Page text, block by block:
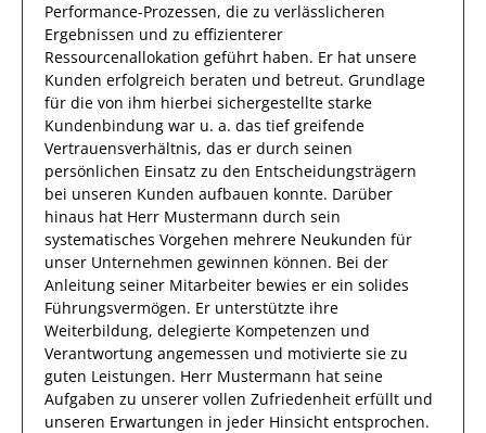
Performance-Prozessen, die zu verlässlicheren
Ergebnissen und zu effizienterer
Ressourcenallokation geführt haben. Er hat unsere
Kunden erfolgreich beraten und betreut. Grundlage
für die von ihm hierbei sichergestellte starke
Kundenbindung war u. a. das tief greifende
Vertrauensverhältnis, das er durch seinen
persönlichen Einsatz zu den Entscheidungsträgern
bei unseren Kunden aufbauen konnte. Darüber
hinaus hat Herr Mustermann durch sein
systematisches Vorgehen mehrere Neukunden für
unser Unternehmen gewinnen können. Bei der
Anleitung seiner Mitarbeiter bewies er ein solides
Führungsvermögen. Er unterstützte ihre
Weiterbildung, delegierte Kompetenzen und
Verantwortung angemessen und motivierte sie zu
guten Leistungen. Herr Mustermann hat seine
Aufgaben zu unserer vollen Zufriedenheit erfüllt und
unseren Erwartungen in jeder Hinsicht entsprochen.